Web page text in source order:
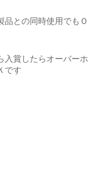
品との同時使用でもＯ
入賞したらオーバーホ
です